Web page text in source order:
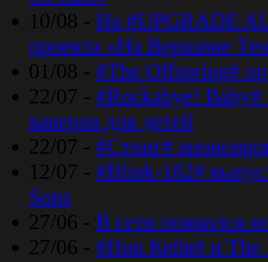
10/08 - На #UPGRADE
проекта «На Вершине
01/08 - #The Offspring#
22/07 - #Rockabye!
каверов для детей
22/07 - #Стинг#
12/07 - #Blink-182#
Sons
27/06 - В сети появился
27/06 - #Ник Кейв# и The